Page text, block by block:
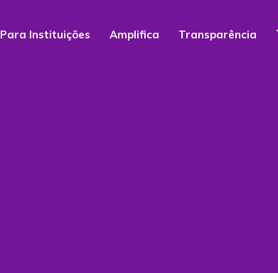
Para Instituições Amplifica Transparência